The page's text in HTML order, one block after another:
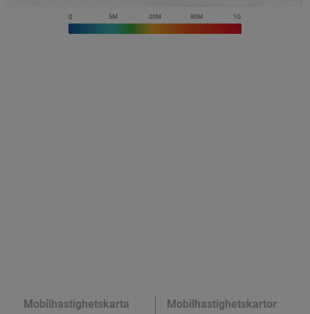
Mobilhastighetskarta
Mobilhastighetskartor